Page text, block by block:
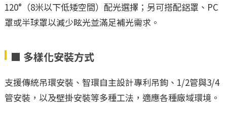
120°（8米以下低矮空間）配光選擇；另可搭配鋁罩、PC
罩或半球罩以減少眩光並滿足補光需求。
■ 多樣化安裝方式
支援傳統吊環安裝、智環自主設計專利吊鉤、1/2管與3/4
管安裝，以及壁掛安裝等多種工法，適應各種廠域環境。